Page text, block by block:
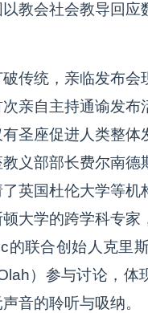
教会社会教导回应
传统，亲临发布会
亲自主持通谕发布
圣座促进人类整体
义部部长费尔南德
英国杜伦大学等机
大学的跨学科专家
的联合创始人克里
）参与讨论，体
音的聆听与吸纳。